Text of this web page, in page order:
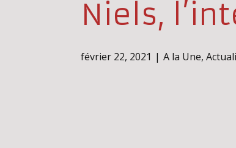
Niels,
février 22, 2021 A la Une,